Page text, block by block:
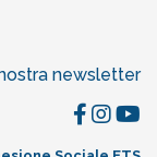
newsletter